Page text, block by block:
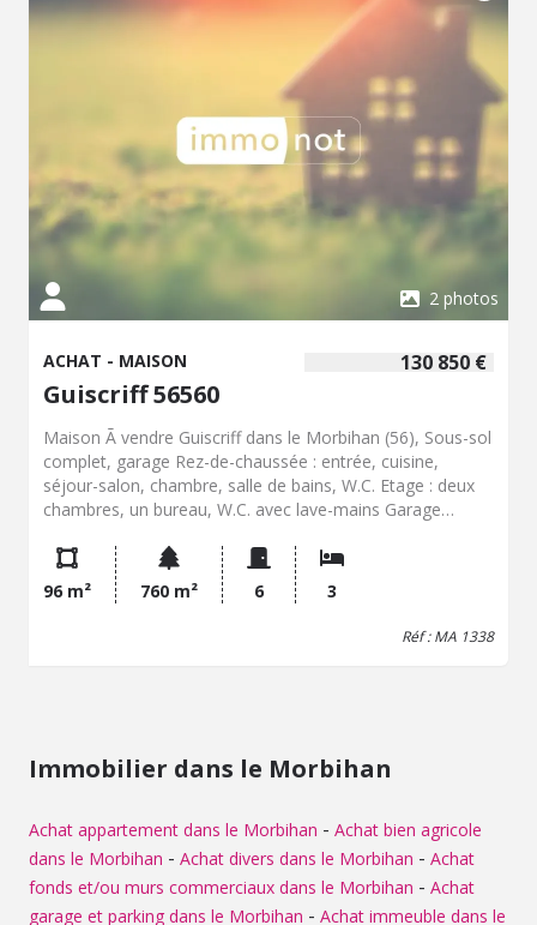
2 photos
130 850 €
ACHAT - MAISON
Guiscriff 56560
Maison Ã vendre Guiscriff dans le Morbihan (56), Sous-sol
complet, garage Rez-de-chaussée : entrée, cuisine,
séjour-salon, chambre, salle de bains, W.C. Etage : deux
chambres, un bureau, W.C. avec lave-mains Garage
96 m² 760 m² 6 3
Réf : MA 1338
Immobilier dans le Morbihan
Achat appartement dans le Morbihan - Achat bien agricole
dans le Morbihan - Achat divers dans le Morbihan - Achat
fonds et/ou murs commerciaux dans le Morbihan - Achat
garage et parking dans le Morbihan - Achat immeuble dans le